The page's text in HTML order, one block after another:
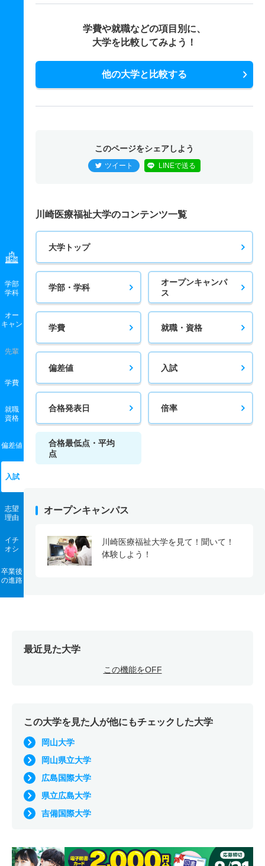
学部
学科
オー
キャン
先輩
学費
就職
資格
偏差値
入試
志望
理由
イチ
オシ
卒業後
の進路
学費や就職などの項目別に、
大学を比較してみよう！
他の大学と比較する
このページをシェアしよう
ツイート LINEで送る
川崎医療福祉大学のコンテンツ一覧
大学トップ
学部・学科
オープンキャンパ
ス
学費 就職・資格
偏差値 入試
合格発表日 倍率
合格最低点・平均
点
オープンキャンパス
川崎医療福祉大学を見て！聞いて！
体験しよう！
最近見た大学
この機能をOFF
この大学を見た人が他にもチェックした大学
岡山大学
岡山県立大学
広島国際大学
県立広島大学
吉備国際大学